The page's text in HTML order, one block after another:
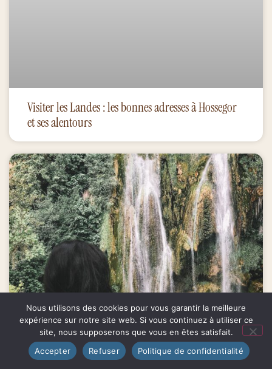
Visiter les Landes : les bonnes adresses à Hossegor
et ses alentours
Nous utilisons des cookies pour vous garantir la meilleure
expérience sur notre site web. Si vous continuez à utiliser ce
site, nous supposerons que vous en êtes satisfait.
Accepter
Refuser Politique de confidentialité